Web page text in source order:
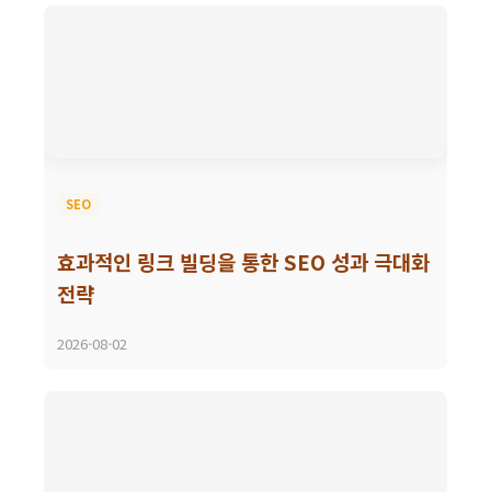
SEO
효과적인 링크 빌딩을 통한 SEO 성과 극대화
전략
2026-08-02